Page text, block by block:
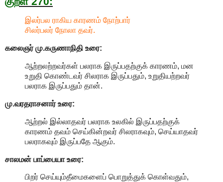
இலர்பல ராகிய காரணம் நோற்பார்
சிலர்பலர் நோலா தவர்.
கலைஞர் மு.கருணாநிதி உரை:
ஆற்றலற்றவர்கள் பலராக இருப்பதற்குக் காரணம், மன
உறுதி கொண்டவர் சிலராக இருப்பதும், உறுதியற்றவர்
பலராக இருப்பதும் தான்.
மு.வரதராசனார் உரை:
ஆற்றல் இல்லாதவர் பலராக உலகில் இருப்பதற்குக்
காரணம் தவம் செய்கின்றவர் சிலராகவும், செய்யாதவர்
பலராகவும் இருப்பதே ஆகும்.
சாலமன் பாப்பையா உரை:
பிறர் செய்யும்தீமைகளைப் பொறுத்துக் கொள்வதும்,